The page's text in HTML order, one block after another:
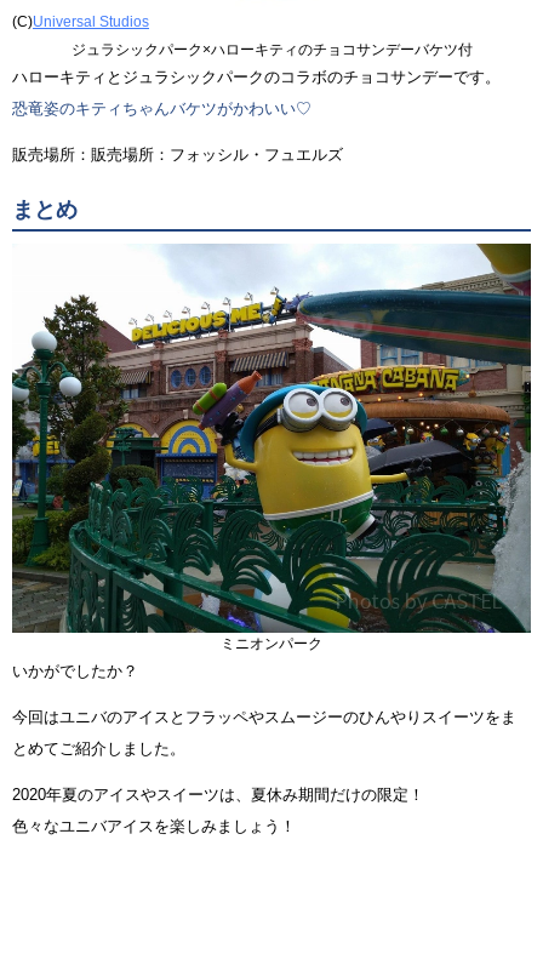
(C)Universal Studios
ジュラシックパーク×ハローキティのチョコサンデーバケツ付
ハローキティとジュラシックパークのコラボのチョコサンデーです。
恐竜姿のキティちゃんバケツがかわいい♡
販売場所：販売場所：フォッシル・フュエルズ
まとめ
ミニオンパーク
いかがでしたか？
今回はユニバのアイスとフラッペやスムージーのひんやりスイーツをま
とめてご紹介しました。
2020年夏のアイスやスイーツは、夏休み期間だけの限定！
色々なユニバアイスを楽しみましょう！